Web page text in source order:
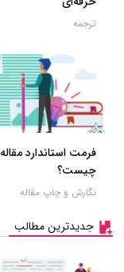
ترجمه
فرمت استاندارد
چیست؟
نگارش و چاپ مقاله
جدیدترین مطالب